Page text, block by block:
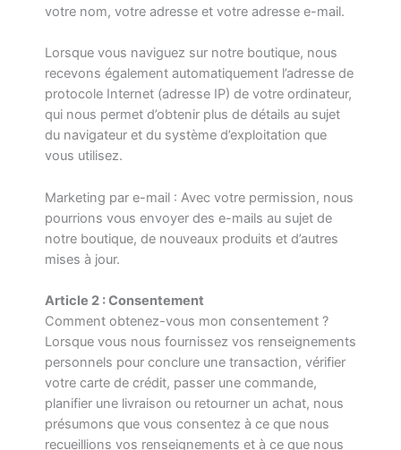
votre nom, votre adresse et votre adresse e-mail.
Lorsque vous naviguez sur notre boutique, nous
recevons également automatiquement l’adresse de
protocole Internet (adresse IP) de votre ordinateur,
qui nous permet d’obtenir plus de détails au sujet
du navigateur et du système d’exploitation que
vous utilisez.
Marketing par e-mail : Avec votre permission, nous
pourrions vous envoyer des e-mails au sujet de
notre boutique, de nouveaux produits et d’autres
mises à jour.
Article 2 : Consentement
Comment obtenez-vous mon consentement ?
Lorsque vous nous fournissez vos renseignements
personnels pour conclure une transaction, vérifier
votre carte de crédit, passer une commande,
planifier une livraison ou retourner un achat, nous
présumons que vous consentez à ce que nous
recueillions vos renseignements et à ce que nous